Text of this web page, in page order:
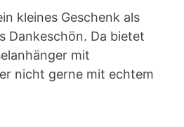
kleines Geschenk als
Dankeschön. Da bietet
mit
nicht gerne mit echtem